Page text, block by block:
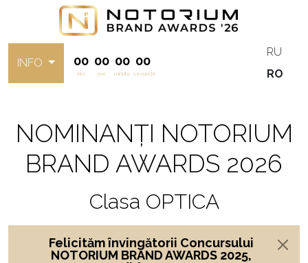
INFO 00
zile
00
ore
00
minute
00
secunde
RU
RO
NOMINANȚI NOTORIUM
BRAND AWARDS 2026
Clasa OPTICA
Felicităm învingătorii Concursului
NOTORIUM BRAND AWARDS 2025,